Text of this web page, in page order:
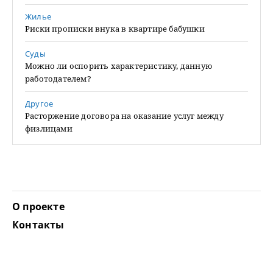
Жилье
Риски прописки внука в квартире бабушки
Суды
Можно ли оспорить характеристику, данную
работодателем?
Другое
Расторжение договора на оказание услуг между
физлицами
О проекте
Контакты